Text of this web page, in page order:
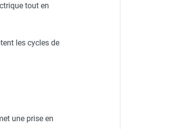
tout en
les cycles de
une prise en